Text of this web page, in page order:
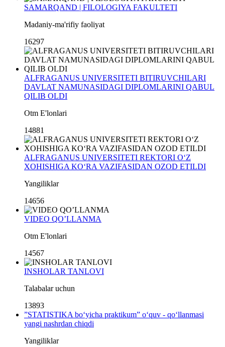
SAMARQAND | FILOLOGIYA FAKULTETI
Madaniy-ma'rifiy faoliyat
16297
ALFRAGANUS UNIVERSITETI BITIRUVCHILARI
DAVLAT NAMUNASIDAGI DIPLOMLARINI QABUL
QILIB OLDI
Otm E'lonlari
14881
ALFRAGANUS UNIVERSITETI REKTORI O‘Z
XOHISHIGA KO‘RA VAZIFASIDAN OZOD ETILDI
Yangiliklar
14656
VIDEO QO’LLANMA
Otm E'lonlari
14567
INSHOLAR TANLOVI
Talabalar uchun
13893
”STATISTIKA bo‘yicha praktikum” o‘quv - qo‘llanmasi
yangi nashrdan chiqdi
Yangiliklar